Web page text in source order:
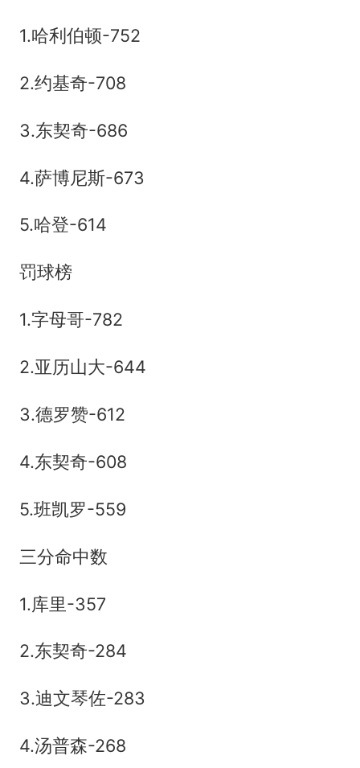
1.哈利伯顿-752
2.约基奇-708
3.东契奇-686
4.萨博尼斯-673
5.哈登-614
罚球榜
1.字母哥-782
2.亚历山大-644
3.德罗赞-612
4.东契奇-608
5.班凯罗-559
三分命中数
1.库里-357
2.东契奇-284
3.迪文琴佐-283
4.汤普森-268